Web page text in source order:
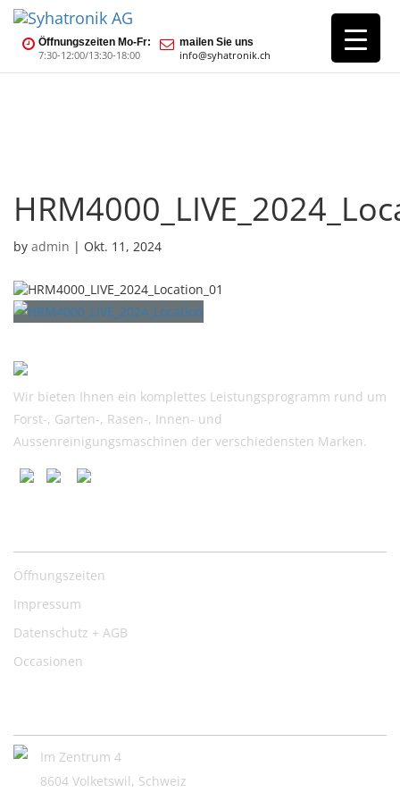
Öffnungszeiten Mo-Fr:
7:30-12:00/13:30-18:00
mailen Sie uns
info@syhatronik.ch
by admin | Okt. 11, 2024
Wir bieten Ihnen ein komplettes Leistungsprogramm rund um
Forst-, Garten-, Rasen-, Innen- und
Aussenreinigungsmaschinen der verschiedensten Marken.
Öffnungszeiten
Impressum
Datenschutz + AGB
Occasionen
Im Zentrum 4
8604 Volketswil, Schweiz